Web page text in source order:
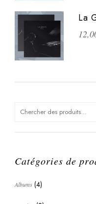
La
Search
for:
Catégories de
Albums (4)